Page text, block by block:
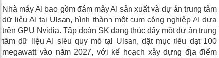
Nhà máy AI bao gồm đám mây AI sản xuất và dự án trung tâm
dữ liệu AI tại Ulsan, hình thành một cụm công nghiệp AI dựa
trên GPU Nvidia. Tập đoàn SK đang thúc đẩy một dự án trung
tâm dữ liệu AI siêu quy mô tại Ulsan, đặt mục tiêu đạt 100
megawatt vào năm 2027, với kế hoạch xây dựng địa điểm